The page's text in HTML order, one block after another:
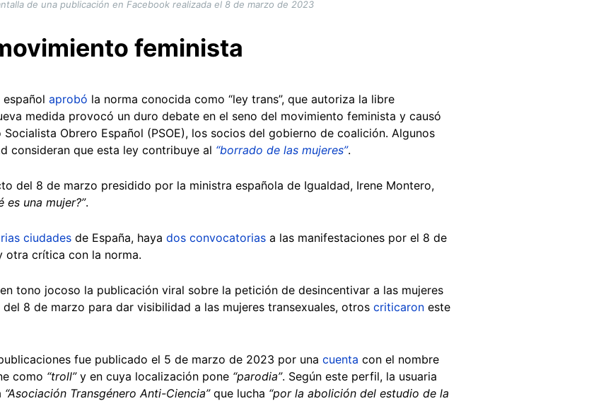
de una publicación en Facebook realizada el 8 de marzo de 2023
feminista
aprobó la norma conocida como “ley trans”, que autoriza la libre
medida provocó un duro debate en el seno del movimiento feminista y causó
Obrero Español (PSOE), los socios del gobierno de coalición. Algunos
consideran que esta ley contribuye al “borrado de las mujeres”.
del 8 de marzo presidido por la ministra española de Igualdad, Irene Montero,
es una mujer?”.
ciudades de España, haya dos convocatorias a las manifestaciones por el 8 de
otra crítica con la norma.
tono jocoso la publicación viral sobre la petición de desincentivar a las mujeres
8 de marzo para dar visibilidad a las mujeres transexuales, otros criticaron este
fue publicado el 5 de marzo de 2023 por una cuenta con el nombre
como “troll”y en cuya localización pone “parodia”. Según este perfil, la usuaria
“Asociación Transgénero Anti-Ciencia” que lucha “por la abolición del estudio de la